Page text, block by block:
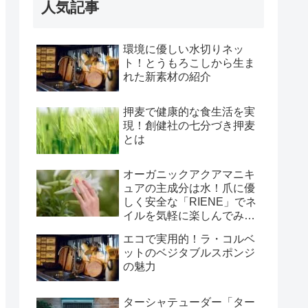
人気記事
環境に優しい水切りネッ
ト！とうもろこしから生ま
れた新素材の紹介
押麦で健康的な食生活を実
現！創健社の七分づき押麦
とは
オーガニックアクアマニキ
ュアの主成分は水！爪に優
しく安全な「RIENE」でネ
イルを気軽に楽しんでみま
エコで実用的！ラ・コルベ
ットのベジタブルスポンジ
の魅力
ターシャテューダー「ター